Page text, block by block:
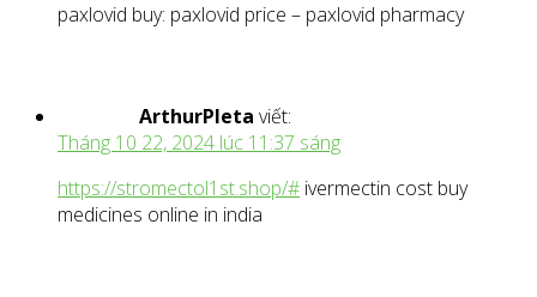
paxlovid buy: paxlovid price – paxlovid pharmacy
ArthurPleta viết:
Tháng 10 22, 2024 lúc 11:37 sáng
https://stromectol1st.shop/# ivermectin cost buy
medicines online in india